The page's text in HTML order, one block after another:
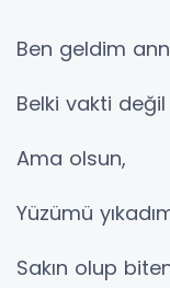
Ben geldim
Belki vakti
Ama olsun,
Yüzümü
Sakın olup